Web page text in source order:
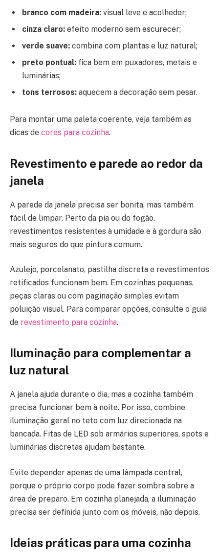
branco com madeira: visual leve e acolhedor;
cinza claro: efeito moderno sem escurecer;
verde suave: combina com plantas e luz natural;
preto pontual: fica bem em puxadores, metais e
luminárias;
tons terrosos: aquecem a decoração sem pesar.
Para montar uma paleta coerente, veja também as
dicas de cores para cozinha.
Revestimento e parede ao redor da
janela
A parede da janela precisa ser bonita, mas também
fácil de limpar. Perto da pia ou do fogão,
revestimentos resistentes à umidade e à gordura são
mais seguros do que pintura comum.
Azulejo, porcelanato, pastilha discreta e revestimentos
retificados funcionam bem. Em cozinhas pequenas,
peças claras ou com paginação simples evitam
poluição visual. Para comparar opções, consulte o guia
de revestimento para cozinha.
Iluminação para complementar a
luz natural
A janela ajuda durante o dia, mas a cozinha também
precisa funcionar bem à noite. Por isso, combine
iluminação geral no teto com luz direcionada na
bancada. Fitas de LED sob armários superiores, spots e
luminárias discretas ajudam bastante.
Evite depender apenas de uma lâmpada central,
porque o próprio corpo pode fazer sombra sobre a
área de preparo. Em cozinha planejada, a iluminação
precisa ser definida junto com os móveis, não depois.
Ideias práticas para uma cozinha